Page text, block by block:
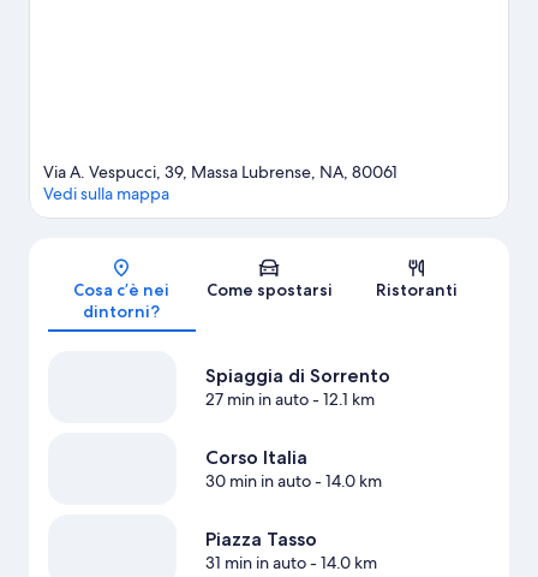
Mappa
Via A. Vespucci, 39, Massa Lubrense, NA, 80061
Vedi sulla mappa
Cosa c’è nei
dintorni?
Come spostarsi Ristoranti
Spiaggia di Sorrento
27 min in auto- 12.1 km
Corso Italia
30 min in auto- 14.0 km
Piazza Tasso
31 min in auto- 14.0 km